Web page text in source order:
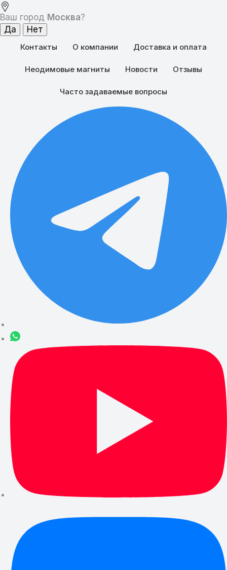
Ваш город Москва?
Контакты О компании Доставка и оплата
Неодимовые магниты Новости Отзывы
Часто задаваемые вопросы